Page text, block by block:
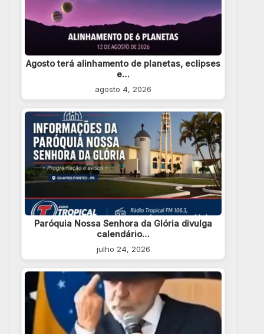
Agosto terá alinhamento de planetas, eclipses
e…
agosto 4, 2026
Paróquia Nossa Senhora da Glória divulga
calendário…
julho 24, 2026